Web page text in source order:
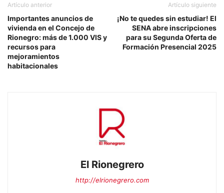
Artículo anterior
Importantes anuncios de
vivienda en el Concejo de
Rionegro: más de 1.000 VIS y
recursos para
mejoramientos
habitacionales
Artículo siguiente
¡No te quedes sin estudiar! El
SENA abre inscripciones
para su Segunda Oferta de
Formación Presencial 2025
El Rionegrero
http://elrionegrero.com